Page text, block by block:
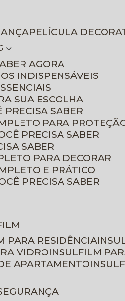
PELÍCULA
AGORA
INDISPENSÁVEIS
SUA ESCOLHA
PRECISA SABER
PARA
PRECISA SABER
SABER
PARA DECORAR
E PRÁTICO
PRECISA SABER
PARA RESIDÊNCIA
VIDRO INSULFILM
APARTAMENTO